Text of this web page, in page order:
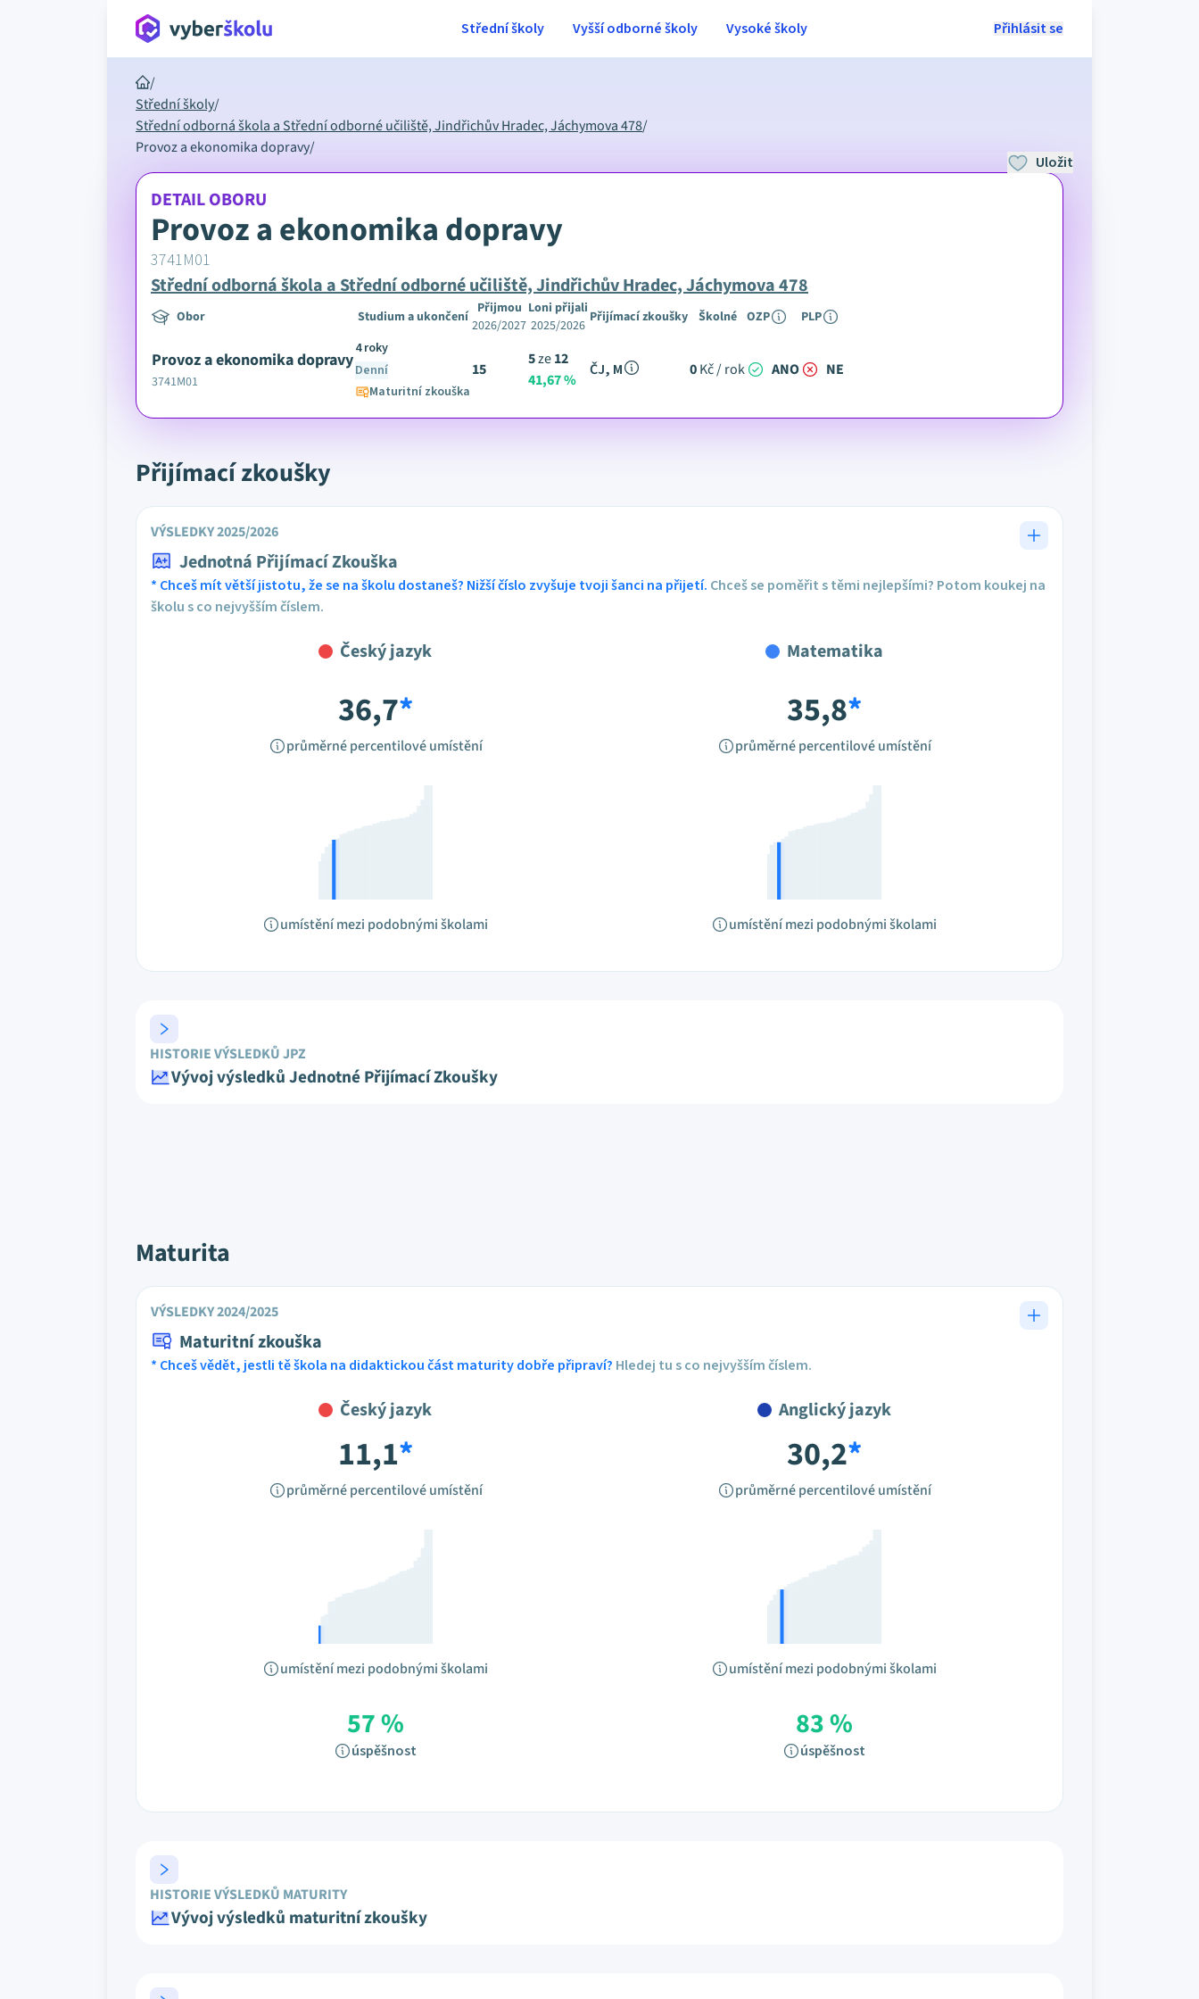
Přihlásit se
Střední školy Vyšší odborné školy Vysoké školy
/
Střední školy/
Střední odborná škola a Střední odborné učiliště, Jindřichův Hradec, Jáchymova 478/
Provoz a ekonomika dopravy/
DETAIL OBORU
Provoz a ekonomika dopravy
3741M01
Střední odborná škola a Střední odborné učiliště, Jindřichův Hradec, Jáchymova 478
Obor Studium a ukončení Přijmou
2026/2027
Loni přijali
2025/2026 Přijímací zkoušky Školné OZP PLP
Provoz a ekonomika dopravy
3741M01
4 roky
Denní
Maturitní zkouška
15
5ze12
41,67 %
ČJ, M 0Kč / rok ANO NE
Uložit
Přijímací zkoušky
VÝSLEDKY 2025/2026
Jednotná Přijímací Zkouška
* Chceš mít větší jistotu, že se na školu dostaneš? Nižší číslo zvyšuje tvoji šanci na přijetí. Chceš se poměřit s těmi nejlepšími? Potom koukej na
školu s co nejvyšším číslem.
Český jazyk
36,7*
průměrné percentilové umístění
umístění mezi podobnými školami
Matematika
35,8*
průměrné percentilové umístění
umístění mezi podobnými školami
HISTORIE VÝSLEDKŮ JPZ
Vývoj výsledků Jednotné Přijímací Zkoušky
Maturita
VÝSLEDKY 2024/2025
Maturitní zkouška
* Chceš vědět, jestli tě škola na didaktickou část maturity dobře připraví? Hledej tu s co nejvyšším číslem.
Český jazyk
11,1*
průměrné percentilové umístění
umístění mezi podobnými školami
57 %
úspěšnost
Anglický jazyk
30,2*
průměrné percentilové umístění
umístění mezi podobnými školami
83 %
úspěšnost
HISTORIE VÝSLEDKŮ MATURITY
Vývoj výsledků maturitní zkoušky